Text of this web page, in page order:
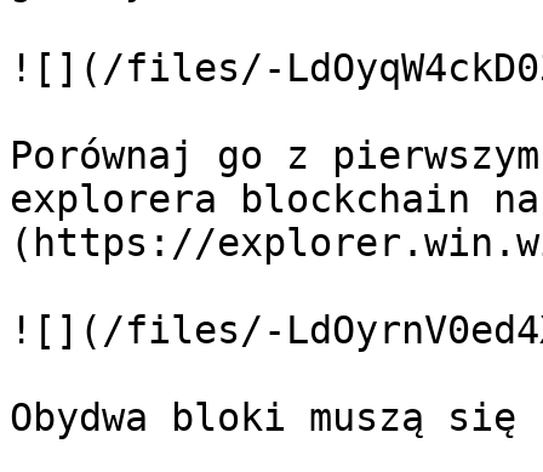
![](/files/-
Porównaj go z
explorera blockchain
(https://
![](/files/-
Obydwa bloki muszą się